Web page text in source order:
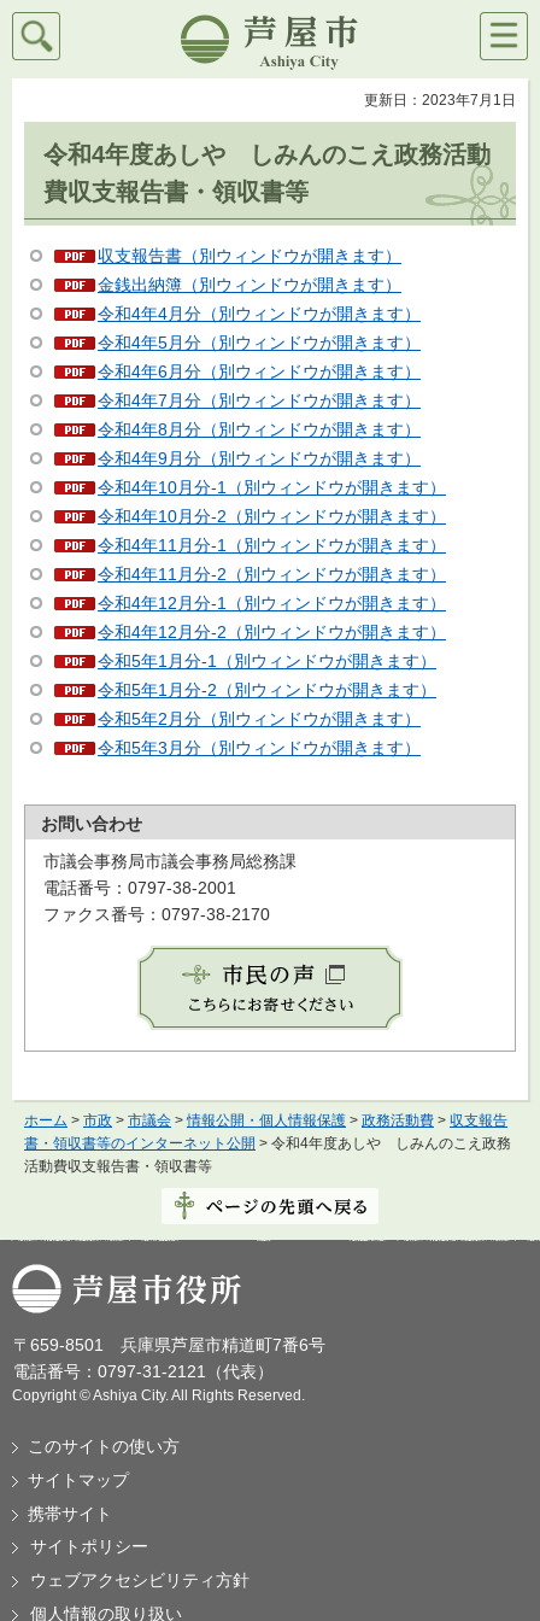
芦屋市
検索
メニ
ュー
更新日：2023年7月1日
令和4年度あしや しみんのこえ政務活動
費収支報告書・領収書等
収支報告書（別ウィンドウが開きます）
金銭出納簿（別ウィンドウが開きます）
令和4年4月分（別ウィンドウが開きます）
令和4年5月分（別ウィンドウが開きます）
令和4年6月分（別ウィンドウが開きます）
令和4年7月分（別ウィンドウが開きます）
令和4年8月分（別ウィンドウが開きます）
令和4年9月分（別ウィンドウが開きます）
令和4年10月分-1（別ウィンドウが開きます）
令和4年10月分-2（別ウィンドウが開きます）
令和4年11月分-1（別ウィンドウが開きます）
令和4年11月分-2（別ウィンドウが開きます）
令和4年12月分-1（別ウィンドウが開きます）
令和4年12月分-2（別ウィンドウが開きます）
令和5年1月分-1（別ウィンドウが開きます）
令和5年1月分-2（別ウィンドウが開きます）
令和5年2月分（別ウィンドウが開きます）
令和5年3月分（別ウィンドウが開きます）
お問い合わせ
市議会事務局市議会事務局総務課
電話番号：0797-38-2001
ファクス番号：0797-38-2170
ホーム > 市政 > 市議会 >情報公開・個人情報保護 > 政務活動費 > 収支報告
書・領収書等のインターネット公開 > 令和4年度あしや しみんのこえ政務
活動費収支報告書・領収書等
芦屋市役所
〒659-8501 兵庫県芦屋市精道町7番6号
電話番号：0797-31-2121（代表）
Copyright © Ashiya City. All Rights Reserved.
このサイトの使い方
サイトマップ
携帯サイト
サイトポリシー
ウェブアクセシビリティ方針
個人情報の取り扱い